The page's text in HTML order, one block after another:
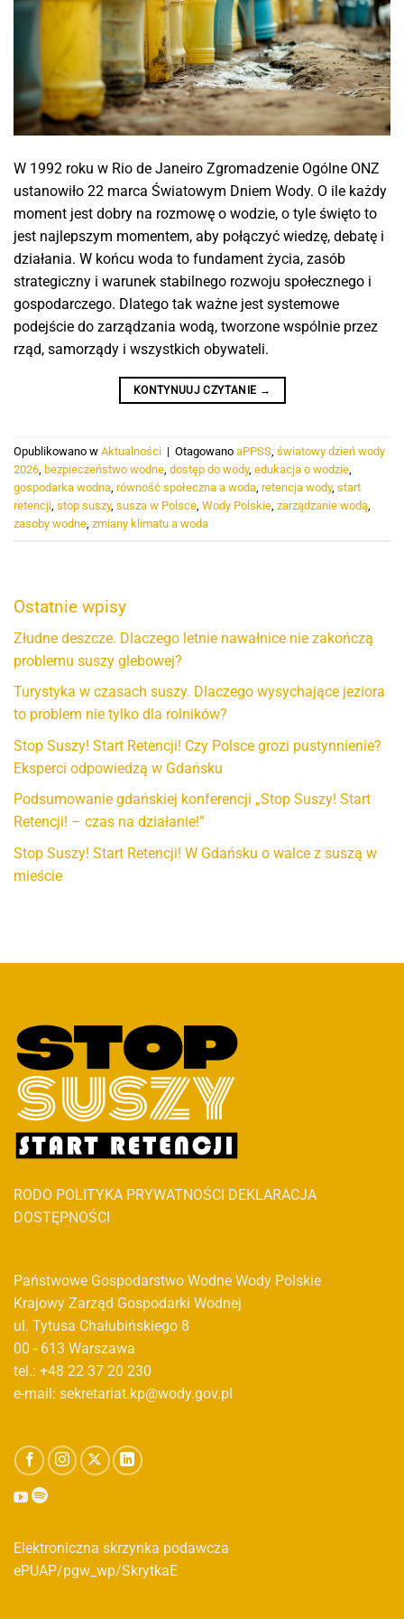
W 1992 roku w Rio de Janeiro Zgromadzenie Ogólne ONZ
ustanowiło 22 marca Światowym Dniem Wody. O ile każdy
moment jest dobry na rozmowę o wodzie, o tyle święto to
jest najlepszym momentem, aby połączyć wiedzę, debatę i
działania. W końcu woda to fundament życia, zasób
strategiczny i warunek stabilnego rozwoju społecznego i
gospodarczego. Dlatego tak ważne jest systemowe
podejście do zarządzania wodą, tworzone wspólnie przez
rząd, samorządy i wszystkich obywateli.
KONTYNUUJ CZYTANIE →
Opublikowano w Aktualności | Otagowano aPPSS, światowy dzień wody
2026, bezpieczeństwo wodne, dostęp do wody, edukacja o wodzie,
gospodarka wodna, równość społeczna a woda, retencja wody, start
retencji, stop suszy, susza w Polsce, Wody Polskie, zarządzanie wodą,
zasoby wodne, zmiany klimatu a woda
Ostatnie wpisy
Złudne deszcze. Dlaczego letnie nawałnice nie zakończą
problemu suszy glebowej?
Turystyka w czasach suszy. Dlaczego wysychające jeziora
to problem nie tylko dla rolników?
Stop Suszy! Start Retencji! Czy Polsce grozi pustynnienie?
Eksperci odpowiedzą w Gdańsku
Podsumowanie gdańskiej konferencji „Stop Suszy! Start
Retencji! – czas na działanie!”
Stop Suszy! Start Retencji! W Gdańsku o walce z suszą w
mieście
RODO POLITYKA PRYWATNOŚCI DEKLARACJA
DOSTĘPNOŚCI
Państwowe Gospodarstwo Wodne Wody Polskie
Krajowy Zarząd Gospodarki Wodnej
ul. Tytusa Chałubińskiego 8
00 - 613 Warszawa
tel.: +48 22 37 20 230
e-mail: sekretariat.kp@wody.gov.pl
Elektroniczna skrzynka podawcza
ePUAP/pgw_wp/SkrytkaE